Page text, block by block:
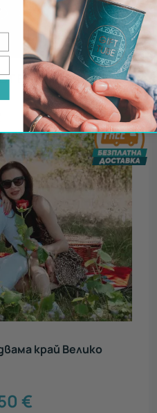
ВАУЧЕРИ ЗАВАУЧЕР
край Велико
€